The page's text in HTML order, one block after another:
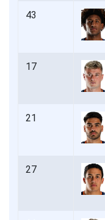
43
17
21
27